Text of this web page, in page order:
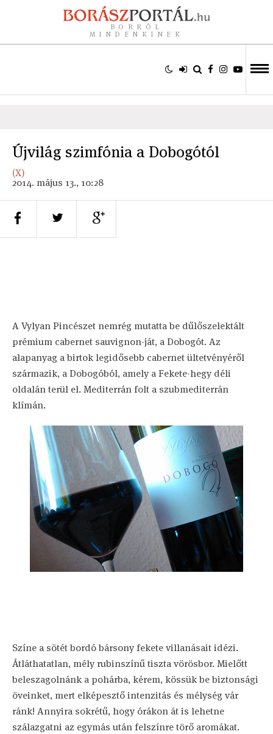
BORRÓL
MINDENKINEK
Újvilág szimfónia a Dobogótól
(X)
2014. május 13., 10:28
A Vylyan Pincészet nemrég mutatta be dűlőszelektált
prémium cabernet sauvignon-ját, a Dobogót. Az
alapanyag a birtok legidősebb cabernet ültetvényéről
származik, a Dobogóból, amely a Fekete-hegy déli
oldalán terül el. Mediterrán folt a szubmediterrán
klímán.
Színe a sötét bordó bársony fekete villanásait idézi.
Átláthatatlan, mély rubinszínű tiszta vörösbor. Mielőtt
beleszagolnánk a pohárba, kérem, kössük be biztonsági
öveinket, mert elképesztő intenzitás és mélység vár
ránk! Annyira sokrétű, hogy órákon át is lehetne
szálazgatni az egymás után felszínre törő aromákat.